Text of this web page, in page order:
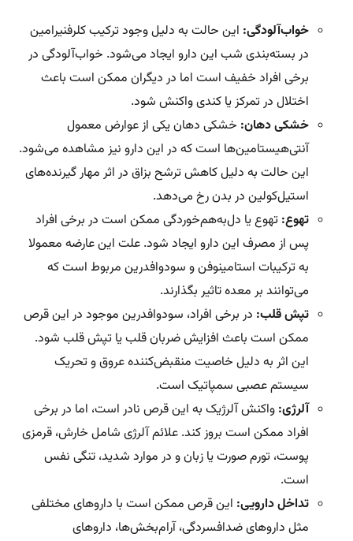
خواب‌آلودگی: این حالت به دلیل وجود ترکیب کلرفنیرامین
در بسته‌بندی شب این دارو ایجاد می‌شود. خواب‌آلودگی در
برخی افراد خفیف است اما در دیگران ممکن است باعث
اختلال در تمرکز یا کندی واکنش شود.
خشکی دهان: خشکی دهان یکی از عوارض معمول
آنتی‌هیستامین‌ها است که در این دارو نیز مشاهده می‌شود.
این حالت به دلیل کاهش ترشح بزاق در اثر مهار گیرنده‌های
استیل‌کولین در بدن رخ می‌دهد.
تهوع: تهوع یا دل‌به‌هم‌خوردگی ممکن است در برخی افراد
پس از مصرف این دارو ایجاد شود. علت این عارضه معمولا
به ترکیبات استامینوفن و سودوافدرین مربوط است که
می‌توانند بر معده تاثیر بگذارند.
تپش قلب: در برخی افراد، سودوافدرین موجود در این قرص
ممکن است باعث افزایش ضربان قلب یا تپش قلب شود.
این اثر به دلیل خاصیت منقبض‌کننده عروق و تحریک
سیستم عصبی سمپاتیک است.
آلرژی: واکنش آلرژیک به این قرص نادر است، اما در برخی
افراد ممکن است بروز کند. علائم آلرژی شامل خارش، قرمزی
پوست، تورم صورت یا زبان و در موارد شدید، تنگی نفس
است.
تداخل دارویی: این قرص ممکن است با داروهای مختلفی
مثل داروهای ضدافسردگی، آرام‌بخش‌ها، داروهای